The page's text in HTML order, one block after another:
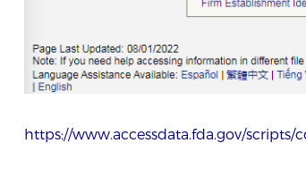
https://www.accessdata.fda.gov/